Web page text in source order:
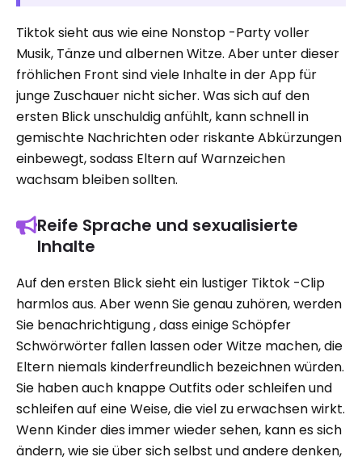
Tiktok sieht aus wie eine Nonstop -Party voller
Musik, Tänze und albernen Witze. Aber unter dieser
fröhlichen Front sind viele Inhalte in der App für
junge Zuschauer nicht sicher. Was sich auf den
ersten Blick unschuldig anfühlt, kann schnell in
gemischte Nachrichten oder riskante Abkürzungen
einbewegt, sodass Eltern auf Warnzeichen
wachsam bleiben sollten.
Reife Sprache und sexualisierte
Inhalte
Auf den ersten Blick sieht ein lustiger Tiktok -Clip
harmlos aus. Aber wenn Sie genau zuhören, werden
Sie benachrichtigung , dass einige Schöpfer
Schwörwörter fallen lassen oder Witze machen, die
Eltern niemals kinderfreundlich bezeichnen würden.
Sie haben auch knappe Outfits oder schleifen und
schleifen auf eine Weise, die viel zu erwachsen wirkt.
Wenn Kinder dies immer wieder sehen, kann es sich
ändern, wie sie über sich selbst und andere denken,